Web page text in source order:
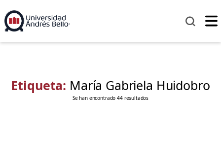
Etiqueta: María Gabriela Huidobro
Se han encontrado 44 resultados